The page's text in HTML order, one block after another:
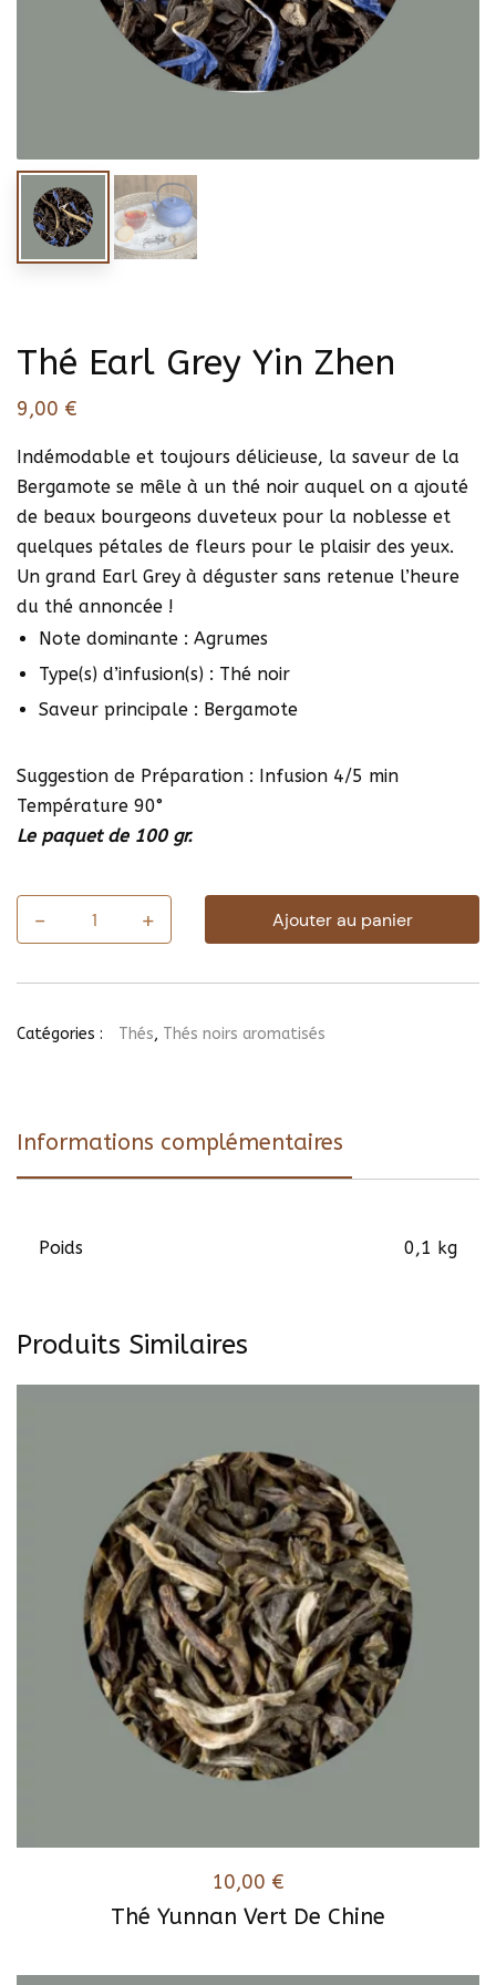
Thé Earl Grey Yin Zhen
9,00 €
Indémodable et toujours délicieuse, la saveur de la
Bergamote se mêle à un thé noir auquel on a ajouté
de beaux bourgeons duveteux pour la noblesse et
quelques pétales de fleurs pour le plaisir des yeux.
Un grand Earl Grey à déguster sans retenue l’heure
du thé annoncée !
Note dominante : Agrumes
Type(s) d’infusion(s) : Thé noir
Saveur principale : Bergamote
Suggestion de Préparation : Infusion 4/5 min
Température 90°
Le paquet de 100 gr.
-
quantité
de
Yin
+ Ajouter au panier
Catégories : Thés, Thés noirs aromatisés
Informations complémentaires
Poids 0,1 kg
Produits Similaires
Thé Yunnan Vert De Chine
10,00 €